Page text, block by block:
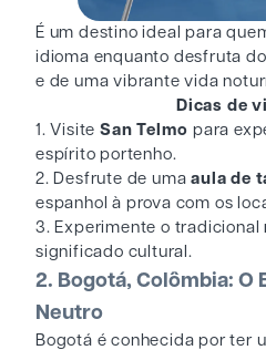
É um destino ideal para
idioma enquanto desfruta
e de uma vibrante vida
Dicas de
1. Visite San Telmo para
espírito portenho.
2. Desfrute de umaaula de
espanhol à prova com os
3. Experimente o tradicional
significado cultural.
2. Bogotá, Colômbia: O
Neutro
Bogotá é conhecida por ter